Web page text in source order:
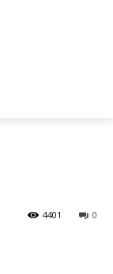
0
4401